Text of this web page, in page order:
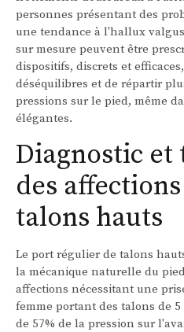
personnes présentant des
une tendance à l'hallux
sur mesure peuvent être
dispositifs, discrets et
déséquilibres et de répartir
pressions sur le pied, même
élégantes.
Diagnostic
des
talons hauts
Le port régulier de talons
la mécanique naturelle du
affections nécessitant une
femme portant des talons de
de 57% de la pression sur